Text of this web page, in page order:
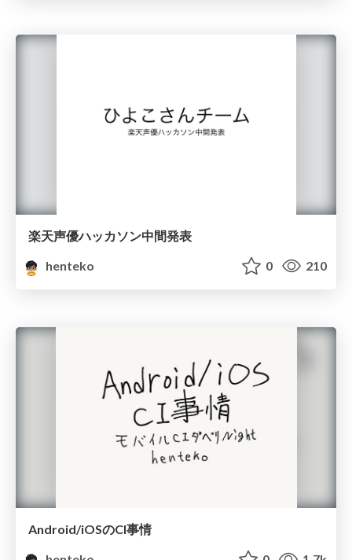
楽天声優ハッカソン中間発表
henteko
0 210
Android/iOSのCI事情